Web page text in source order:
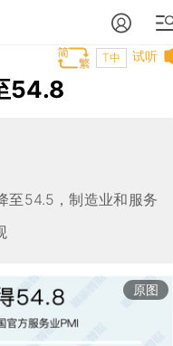
试听
T中
54.8
至54.5，制造业和服务
原图